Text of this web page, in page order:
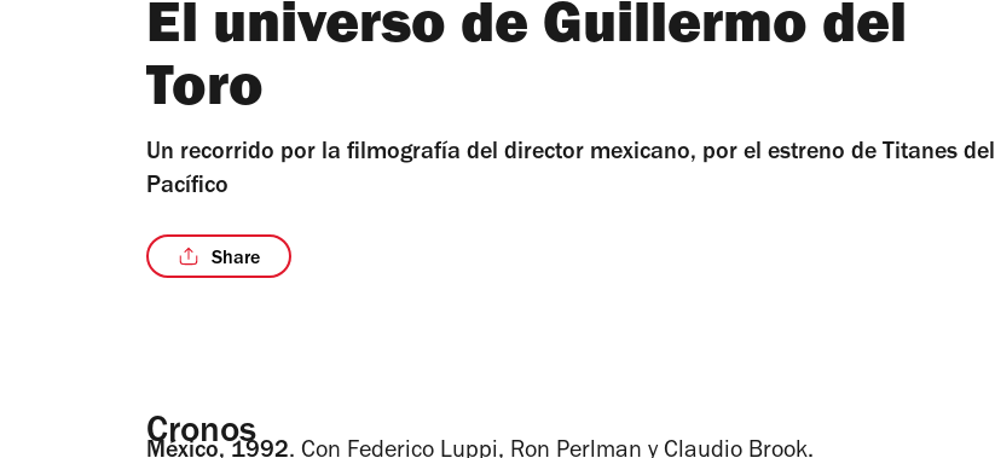
El universo de Guillermo del
Toro
Un recorrido por la filmografía del director mexicano, por el estreno de Titanes del
Pacífico
Share
Cronos
México, 1992. Con Federico Luppi, Ron Perlman y Claudio Brook.